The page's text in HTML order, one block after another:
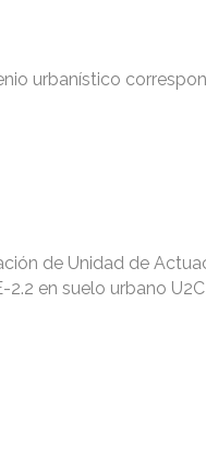
urbanístico
de Unidad de
en suelo urbano